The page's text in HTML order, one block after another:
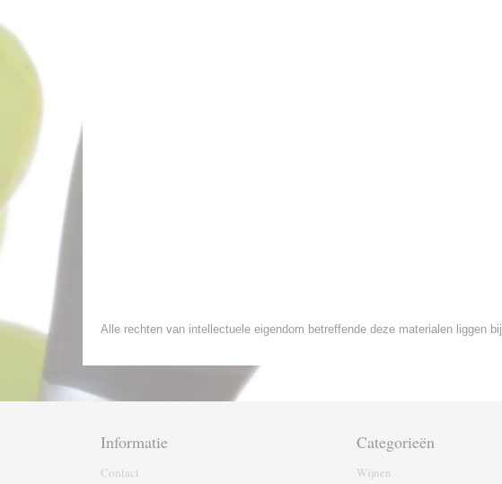
Alle rechten van intellectuele eigendom betreffende deze materialen liggen bij
Informatie
Contact
Categorieën
Wijnen